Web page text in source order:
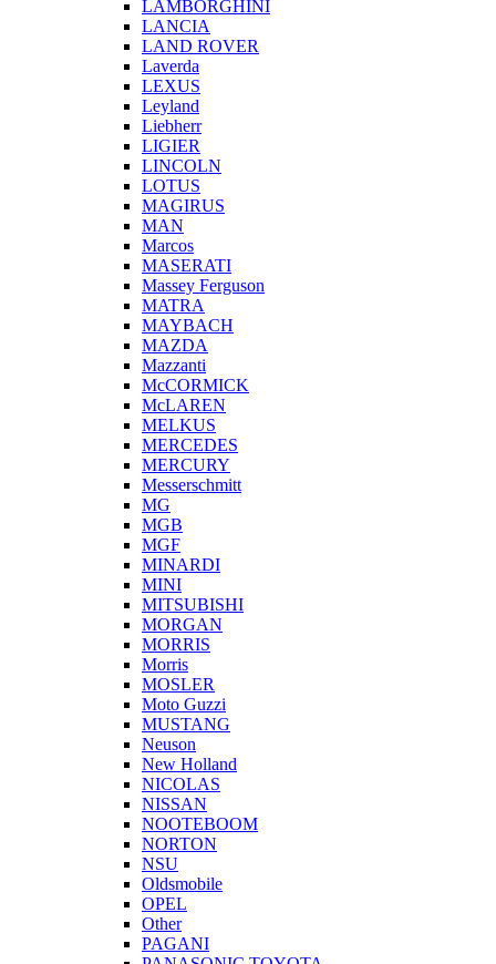
LAMBORGHINI
LANCIA
LAND ROVER
Laverda
LEXUS
Leyland
Liebherr
LIGIER
LINCOLN
LOTUS
MAGIRUS
MAN
Marcos
MASERATI
Massey Ferguson
MATRA
MAYBACH
MAZDA
Mazzanti
McCORMICK
McLAREN
MELKUS
MERCEDES
MERCURY
Messerschmitt
MG
MGB
MGF
MINARDI
MINI
MITSUBISHI
MORGAN
MORRIS
Morris
MOSLER
Moto Guzzi
MUSTANG
Neuson
New Holland
NICOLAS
NISSAN
NOOTEBOOM
NORTON
NSU
Oldsmobile
OPEL
Other
PAGANI